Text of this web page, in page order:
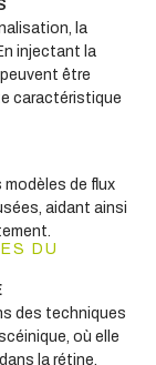
la
injectant la
être
caractéristique
de flux
aidant ainsi
DU
des techniques
où elle
la rétine.